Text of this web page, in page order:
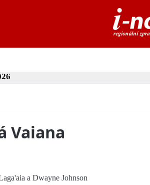
Vaiana
a Dwayne Johnson